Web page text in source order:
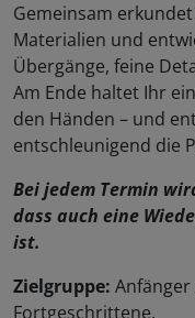
Gemeinsam
Materialien und
Übergänge, feine
Am Ende haltet Ihr
den Händen – und
entschleunigend die
Bei jedem Termin
dass auch eine
ist.
Zielgruppe:
Fortgeschrittene.